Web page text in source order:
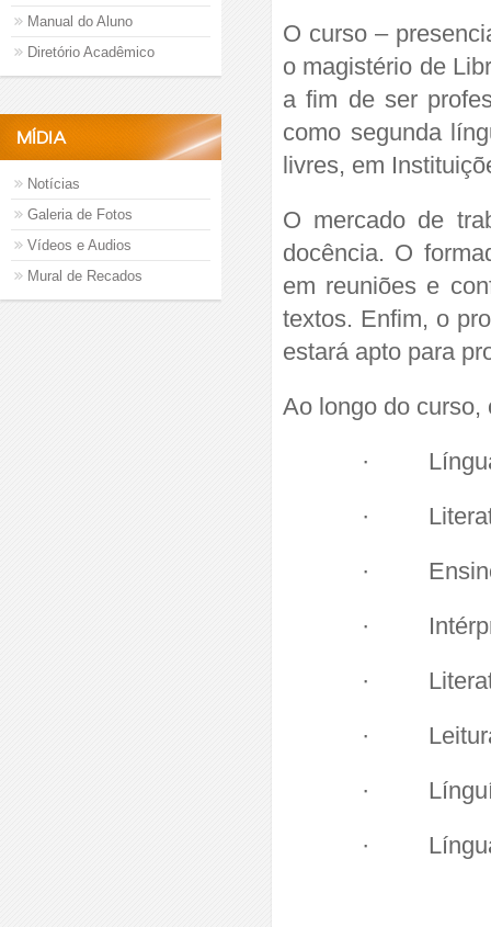
Manual do Aluno
Diretório Acadêmico
MÍDIA
Notícias
Galeria de Fotos
Vídeos e Audios
Mural de Recados
O curso –
o magistério de
a fim de ser
como segunda
livres, em
O mercado de
docência. O
em reuniões e
textos. Enfim, o
estará apto para
Ao longo do curso,
· Língua
·
· Ensino
·
·
· Leitura
·
· Língua